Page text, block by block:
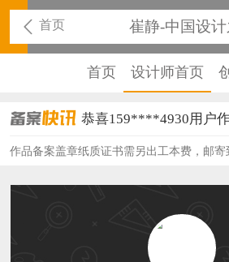
首页 崔静-中国设
首页 设计师首页
恭喜159****4930用户
恭喜150****6483用户作
恭喜131****2473用户
恭喜159****4201用户
恭喜133****6466用户
作品备案盖章纸质证书需另出工本费，邮寄